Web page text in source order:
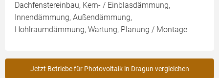
Dachfenstereinbau, Kern- / Einblasdämmung,
Innendämmung, Außendämmung,
Hohlraumdämmung, Wartung, Planung / Montage
Jetzt Betriebe für Photovoltaik in Dragun vergleichen